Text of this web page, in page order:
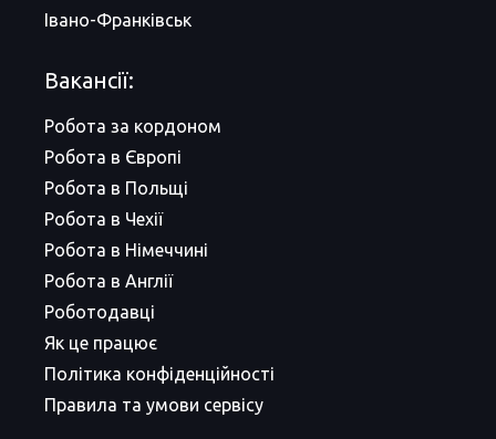
Івано-Франківськ
Вакансії:
Робота за кордоном
Робота в Європі
Робота в Польщі
Робота в Чехії
Робота в Німеччині
Робота в Англії
Роботодавці
Як це працює
Політика конфіденційності
Правила та умови сервісу